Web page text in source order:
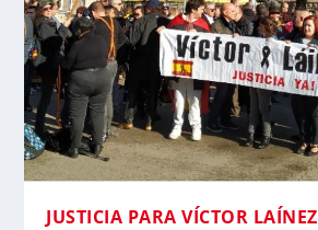
JUSTICIA PARA VÍCTOR LAÍNEZ